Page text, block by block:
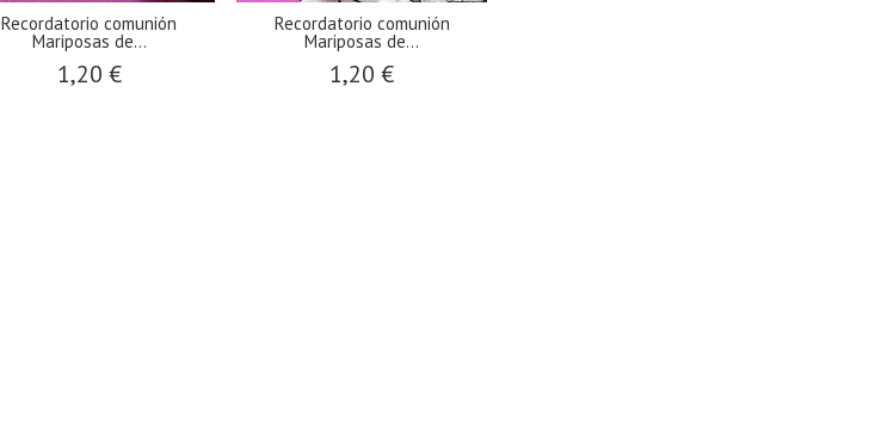
Recordatorio comunión
Mariposas de...
1,20 €
Recordatorio comunión
Mariposas de...
1,20 €